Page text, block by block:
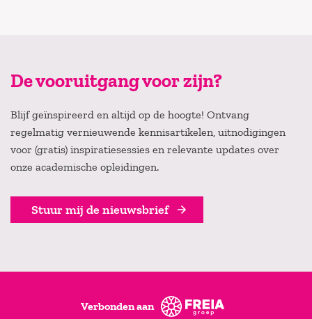
De vooruitgang voor zijn?
Blijf geïnspireerd en altijd op de hoogte! Ontvang
regelmatig vernieuwende kennisartikelen, uitnodigingen
voor (gratis) inspiratiesessies en relevante updates over
onze academische opleidingen.
Stuur mij de nieuwsbrief
Verbonden aan